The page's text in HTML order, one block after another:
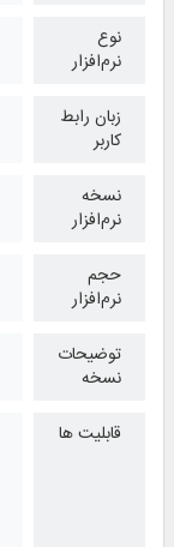
نوع
نرم‌افزار
زبان رابط
کاربر
نسخه
نرم‌افزار
حجم
نرم‌افزار
توضیحات
نسخه
قابلیت ها